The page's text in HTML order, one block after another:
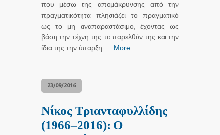
που μέσω της απομάκρυνσης από την
πραγματικότητα πλησιάζει το πραγματικό
ως το μη αναπαραστάσιμο, έχοντας ως
βάση την τέχνη της το παρελθόν της και την
ίδια της την ύπαρξη. ... More
23/09/2016
Νίκος Τριανταφυλλίδης
(1966–2016): Ο